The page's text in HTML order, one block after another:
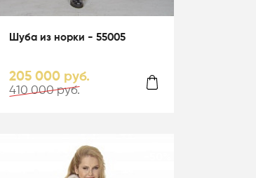
Шуба из норки - 55005
205 000 руб.
410 000 руб.